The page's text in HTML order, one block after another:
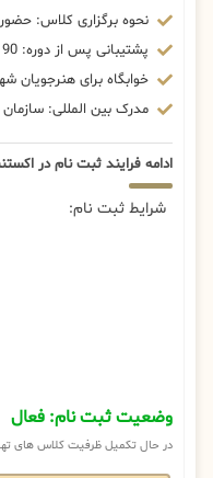
نحوه برگزاری کلاس:
پشتیبانی پس از دوره: 90 روز
خوابگاه برای هنرجویان
مدرک بین المللی:
ادامه فرایند ثبت نام در
شرایط ثبت نام: